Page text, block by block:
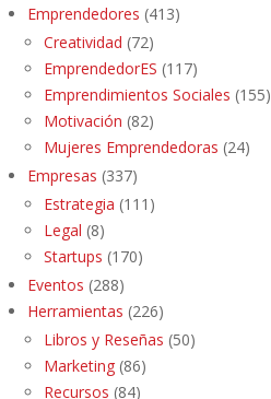
Emprendedores (413)
Creatividad (72)
EmprendedorES (117)
Emprendimientos Sociales (155)
Motivación (82)
Mujeres Emprendedoras (24)
Empresas (337)
Estrategia (111)
Legal (8)
Startups (170)
Eventos (288)
Herramientas (226)
Libros y Reseñas (50)
Marketing (86)
Recursos (84)